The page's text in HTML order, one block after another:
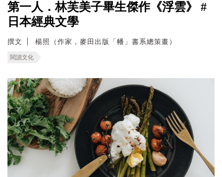
第一人．林芙美子畢生傑作《浮雲》 #
日本經典文學
撰文 楊照（作家，麥田出版「幡」書系總策畫）
閱讀文化